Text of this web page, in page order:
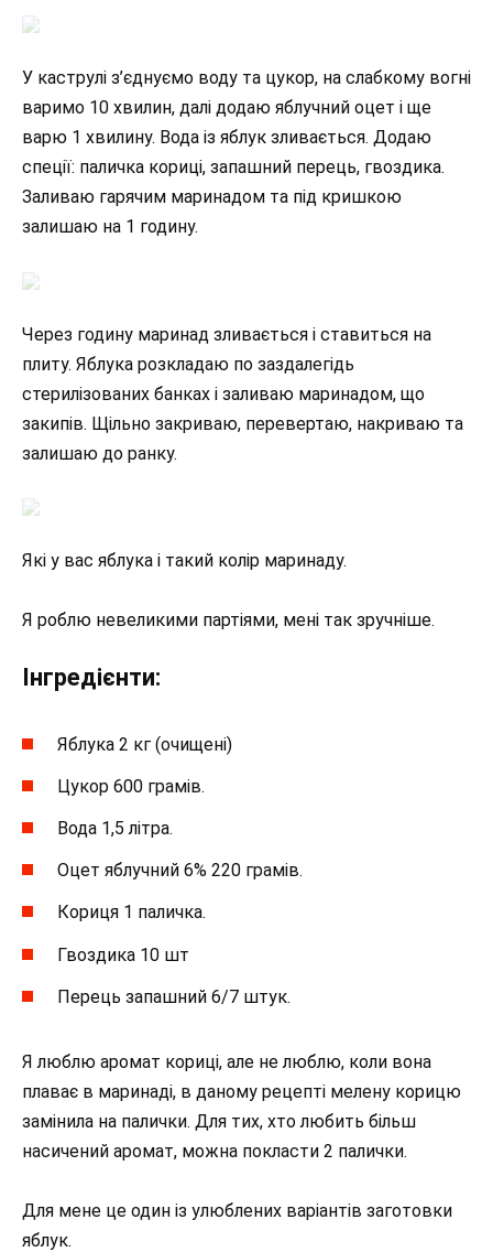
У каструлі з’єднуємо воду та цукор, на слабкому вогні
варимо 10 хвилин, далі додаю яблучний оцет і ще
варю 1 хвилину. Вода із яблук зливається. Додаю
спеції: паличка кориці, запашний перець, гвоздика.
Заливаю гарячим маринадом та під кришкою
залишаю на 1 годину.
Через годину маринад зливається і ставиться на
плиту. Яблука розкладаю по заздалегідь
стерилізованих банках і заливаю маринадом, що
закипів. Щільно закриваю, перевертаю, накриваю та
залишаю до ранку.
Які у вас яблука і такий колір маринаду.
Я роблю невеликими партіями, мені так зручніше.
Інгредієнти:
Яблука 2 кг (очищені)
Цукор 600 грамів.
Вода 1,5 літра.
Оцет яблучний 6% 220 грамів.
Кориця 1 паличка.
Гвоздика 10 шт
Перець запашний 6/7 штук.
Я люблю аромат кориці, але не люблю, коли вона
плаває в маринаді, в даному рецепті мелену корицю
замінила на палички. Для тих, хто любить більш
насичений аромат, можна покласти 2 палички.
Для мене це один із улюблених варіантів заготовки
яблук.